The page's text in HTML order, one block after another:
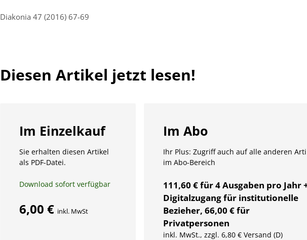
Diakonia 47 (2016) 67-69
Diesen Artikel jetzt lesen!
Im Einzelkauf
Sie erhalten diesen Artikel
als PDF-Datei.
Download sofort verfügbar
6,00 € inkl. MwSt
Im Abo
Ihr Plus: Zugriff auch auf alle anderen
im Abo-Bereich
111,60 € für 4 Ausgaben pro Jahr
Digitalzugang für institutionelle
Bezieher, 66,00 € für
Privatpersonen
inkl. MwSt., zzgl. 6,80 € Versand (D)